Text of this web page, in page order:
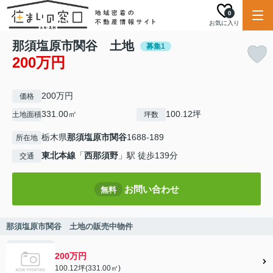
お気に入り
0
那須塩原市関谷 土地 募集1
200万円
価格 200万円
土地面積331.00㎡ 坪数 100.12坪
所在地 栃木県那須塩原市関谷1688-189
交通 東北本線 「西那須野 」駅 徒歩139分
無料 お問い合わせ
那須塩原市関谷 土地の販売中物件
200万円
100.12坪(331.00㎡)